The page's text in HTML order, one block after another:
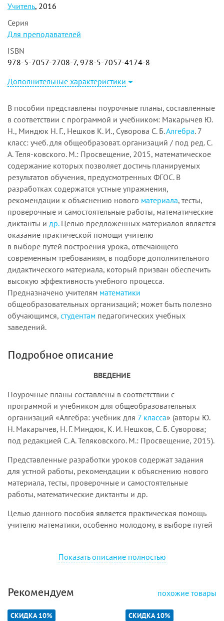
Учитель, 2016
Серия
Для преподавателей
ISBN
978-5-7057-2708-7, 978-5-7057-4174-8
Дополнительные характеристики
В пособии представлены поурочные планы, составленные
в соответствии с программой и учебником: Макарычев Ю.
Н., Миндюк Н. Г., Нешков К. И., Суворова С. Б.Алгебра. 7
класс: учеб. для общеобразоват. организаций / под ред. С.
А. Теля-ковского. М.: Просвещение, 2015, математическое
содержание которых позволяет достичь планируемых
результатов обучения, предусмотренных ФГОС. В
разработках содержатся устные упражнения,
рекомендации к объяснению нового материала, тесты,
проверочные и самостоятельные работы, математические
диктанты и др.Целью предложенных материалов является
оказание практической помощи учителю
в выборе путей построения урока, отвечающего
современным требованиям, в подборе дополнительного
дидактического материала, который призван обеспечить
высокую эффективность учебного процесса.
Предназначено учителям математики
общеобразовательных организаций; может быть полезно
обучающимся, студентам педагогических учебных
заведений.
Подробное описание
ВВЕДЕНИЕ
Поурочные планы составлены в соответствии с
программой и учебником для общеобразовательных
организаций «Алгебра: учебник для 7 класса» (авторы Ю.
Н. Макарычев, Н. Г. Миндюк, К. И. Нешков, С. Б. Суворова;
под редакцией С. А. Теляковского.М.: Просвещение, 2015).
Представленные разработки уроков содержат задания
для устной работы, рекомендации к объяснению нового
материала, тесты, проверочные и самостоятельные
работы, математические диктанты и др.
Целью данного пособия является практическая помощь
учителю математики, особенно молодому, в выборе путей
решениями призваны обеспечить оптимальную
насыщенность и высокую эффективность урока.
Показать описание полностью
Рекомендуем похожие товары
СКИДКА 10% СКИДКА 10%